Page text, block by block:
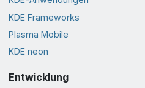
KDE Frameworks
Plasma Mobile
KDE neon
Entwicklung